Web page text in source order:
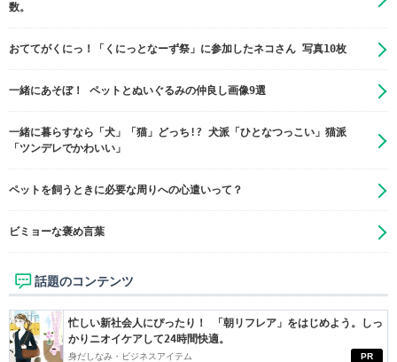
数。
おててがくにっ！「くにっとなーず祭」に参加したネコさん 写真10枚
一緒にあそぼ！ ペットとぬいぐるみの仲良し画像9選
一緒に暮らすなら「犬」「猫」どっち!? 犬派「ひとなつっこい」猫派
「ツンデレでかわいい」
ペットを飼うときに必要な周りへの心遣いって？
ビミョーな褒め言葉
話題のコンテンツ
PR
忙しい新社会人にぴったり！ 「朝リフレア」をはじめよう。しっ
かりニオイケアして24時間快適。
身だしなみ・ビジネスアイテム